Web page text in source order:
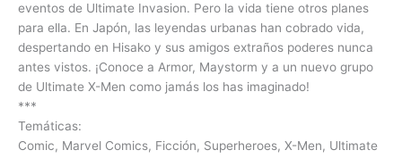
eventos de Ultimate Invasion. Pero la vida tiene otros planes
para ella. En Japón, las leyendas urbanas han cobrado vida,
despertando en Hisako y sus amigos extraños poderes nunca
antes vistos. ¡Conoce a Armor, Maystorm y a un nuevo grupo
de Ultimate X-Men como jamás los has imaginado!
***
Temáticas:
Comic, Marvel Comics, Ficción, Superheroes, X-Men, Ultimate